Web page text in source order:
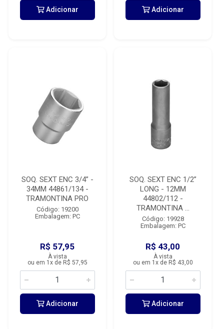
Adicionar Adicionar
SOQ. SEXT ENC 3/4” -
34MM 44861/134 -
TRAMONTINA PRO
Código: 19200
Embalagem: PC
R$ 57,95
À vista
ou em 1x de R$ 57,95
Adicionar
SOQ. SEXT ENC 1/2”
LONG - 12MM
44802/112 -
TRAMONTINA ...
Código: 19928
Embalagem: PC
R$ 43,00
À vista
ou em 1x de R$ 43,00
Adicionar